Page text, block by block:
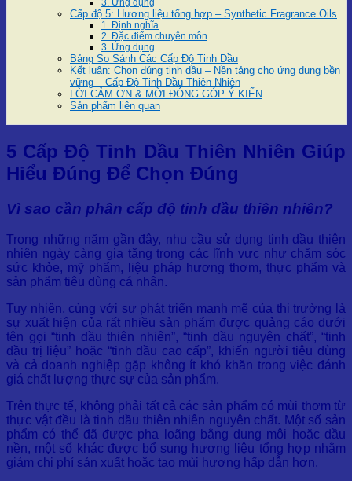
3. Ứng dụng
Cấp độ 5: Hương liệu tổng hợp – Synthetic Fragrance Oils
1. Định nghĩa
2. Đặc điểm chuyên môn
3. Ứng dụng
Bảng So Sánh Các Cấp Độ Tinh Dầu
Kết luận: Chọn đúng tinh dầu – Nền tảng cho ứng dụng bền
vững – Cấp Độ Tinh Dầu Thiên Nhiên
LỜI CẢM ƠN & MỜI ĐÓNG GÓP Ý KIẾN
Sản phẩm liên quan
5 Cấp Độ Tinh Dầu Thiên Nhiên Giúp
Hiểu Đúng Để Chọn Đúng
Vì sao cần phân cấp độ tinh dầu thiên nhiên?
Trong những năm gần đây, nhu cầu sử dụng tinh dầu thiên
nhiên ngày càng gia tăng trong các lĩnh vực như chăm sóc
sức khỏe, mỹ phẩm, liệu pháp hương thơm, thực phẩm và
sản phẩm tiêu dùng cá nhân.
Tuy nhiên, cùng với sự phát triển mạnh mẽ của thị trường là
sự xuất hiện của rất nhiều sản phẩm được quảng cáo dưới
tên gọi “tinh dầu thiên nhiên”, “tinh dầu nguyên chất”, “tinh
dầu trị liệu” hoặc “tinh dầu cao cấp”, khiến người tiêu dùng
và cả doanh nghiệp gặp không ít khó khăn trong việc đánh
giá chất lượng thực sự của sản phẩm.
Trên thực tế, không phải tất cả các sản phẩm có mùi thơm từ
thực vật đều là tinh dầu thiên nhiên nguyên chất. Một số sản
phẩm có thể đã được pha loãng bằng dung môi hoặc dầu
nền, một số khác được bổ sung hương liệu tổng hợp nhằm
giảm chi phí sản xuất hoặc tạo mùi hương hấp dẫn hơn.